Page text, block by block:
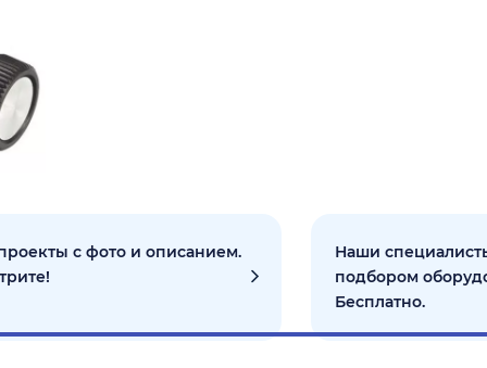
с фото и описанием.
Наши
подбором
Бесплатно.